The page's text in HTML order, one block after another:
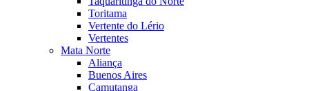
Toritama
Vertente do Lério
Vertentes
Mata Norte
Aliança
Buenos Aires
Camutanga